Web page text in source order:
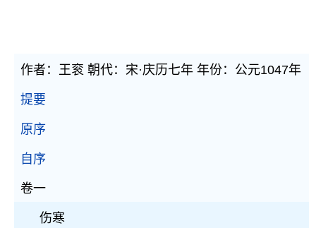
作者：王衮 朝代：宋·庆历七年 年份：公元1047年
提要
原序
自序
卷一
伤寒